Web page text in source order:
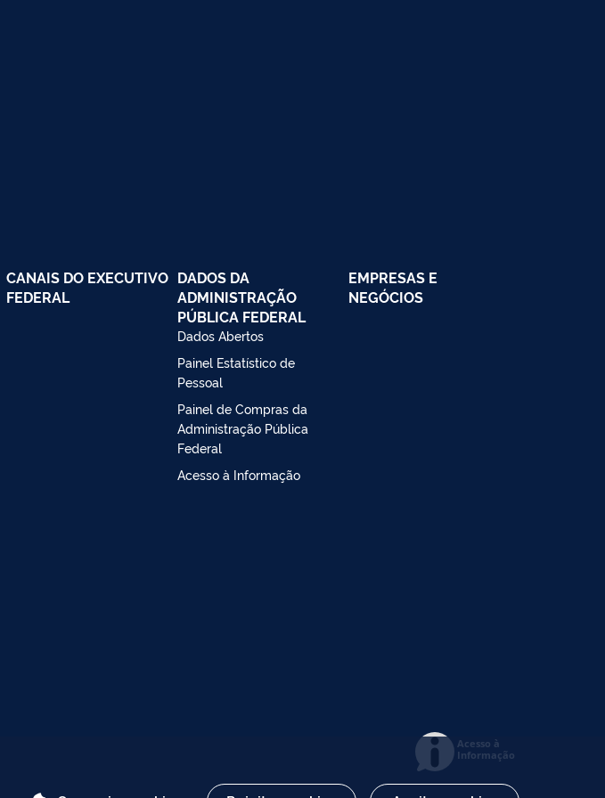
CANAIS DO EXECUTIVO
FEDERAL
DADOS DA
ADMINISTRAÇÃO
PÚBLICA FEDERAL
Dados Abertos
Painel Estatístico de
Pessoal
Painel de Compras da
Administração Pública
Federal
Acesso à Informação
EMPRESAS E
NEGÓCIOS
Acesso à
Informação